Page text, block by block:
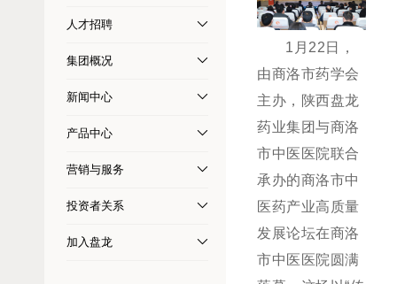
人才招聘
集团概况
新闻中心
产品中心
营销与服务
投资者关系
加入盘龙
1 月 22 日，
由商洛市药学会
主办，陕西盘龙
药业集团与商洛
市中医医院联合
承办的商洛市中
医药产业高质量
发展论坛在商洛
市中医医院圆满